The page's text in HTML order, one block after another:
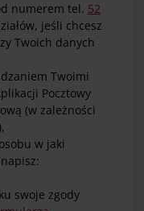
numerem tel. 52
jeśli chcesz
Twoich danych
Twoimi
Pocztowy
(w zależności
w jaki
swoje zgody